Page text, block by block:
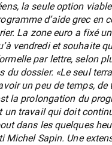
la seule option
d’aide grec en
La zone euro a fixé
vendredi et souhaite
par lettre, selon
du dossier. «Le seul
un peu de temps,
la prolongation du
un travail qui doit
dans les quelques
Michel Sapin. Une